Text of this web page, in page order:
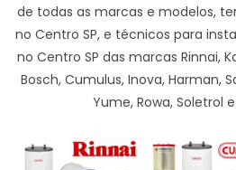
de todas as marcas e modelos,
no Centro SP, e técnicos para
no Centro SP das marcas Rinnai,
Bosch, Cumulus, Inova, Harman,
Yume, Rowa, Soletrol